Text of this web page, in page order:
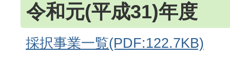
令和元(平成31)年度
採択事業一覧(PDF:122.7KB)